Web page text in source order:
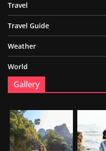
Travel
Travel Guide
Weather
World
Gallery